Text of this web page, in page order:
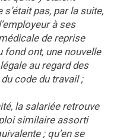
pas, par la suite,
à ses
de reprise
fond ont, une nouvelle
au regard des
code du travail ;
la salariée retrouve
similaire assorti
; qu’en se